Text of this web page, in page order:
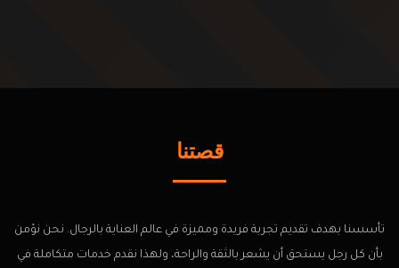
قصتنا
تأسسنا بهدف تقديم تجربة فريدة ومميزة في عالم العناية بالرجال. نحن نؤمن
بأن كل رجل يستحق أن يشعر بالثقة والراحة، ولهذا نقدم خدمات متكاملة في